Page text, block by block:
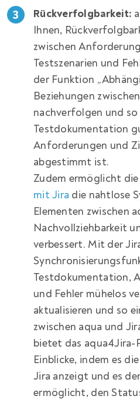
Rückverfolgbarkeit:
Ihnen,
zwischen
Testszenarien und
der Funktion
Beziehungen
nachverfolgen und
Testdokumentation
Anforderungen und
abgestimmt ist.
Zudem ermöglicht die
mit Jira die nahtlose
Elementen zwischen
Nachvollziehbarkeit
verbessert. Mit der
Testdokumentation,
und Fehler mühelos
aktualisieren und so
zwischen aqua und
bietet das
Einblicke, indem es
Jira anzeigt und es
ermöglicht, den